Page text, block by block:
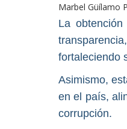
Marbel Güílamo
La
fortaleciendo
Asimismo,
en el país,
corrupción.